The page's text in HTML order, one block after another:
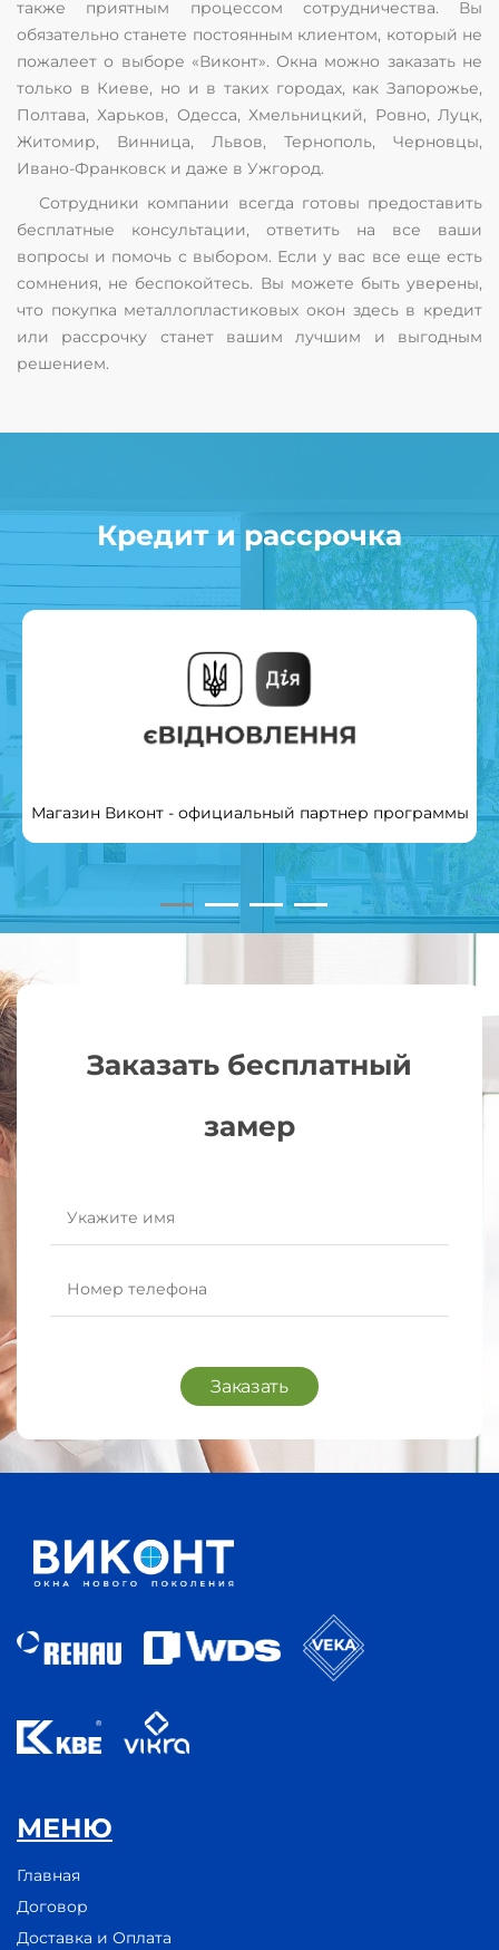
также приятным процессом сотрудничества. Вы
обязательно станете постоянным клиентом, который не
пожалеет о выборе «Виконт». Окна можно заказать не
только в Киеве, но и в таких городах, как Запорожье,
Полтава, Харьков, Одесса, Хмельницкий, Ровно, Луцк,
Житомир, Винница, Львов, Тернополь, Черновцы,
Ивано-Франковск и даже в Ужгород.
Сотрудники компании всегда готовы предоставить
бесплатные консультации, ответить на все ваши
вопросы и помочь с выбором. Если у вас все еще есть
сомнения, не беспокойтесь. Вы можете быть уверены,
что покупка металлопластиковых окон здесь в кредит
или рассрочку станет вашим лучшим и выгодным
решением.
Кредит и рассрочка
Магазин Виконт - официальный партнер программы
Заказать бесплатный
замер
Заказать
МЕНЮ
Главная
Договор
Доставка и Оплата